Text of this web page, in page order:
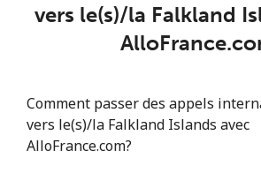
vers le(s)/la Falkland
Comment passer des appels
vers le(s)/la Falkland Islands avec
AlloFrance.com?